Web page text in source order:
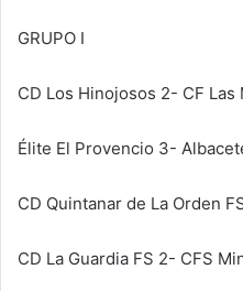
GRUPO I
CD Los Hinojosos 2- CF Las
Élite El Provencio 3-
CD Quintanar de La Orden
CD La Guardia FS 2- CFS